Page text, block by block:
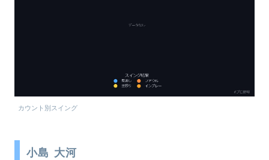
カウント別スイング
小島 大河